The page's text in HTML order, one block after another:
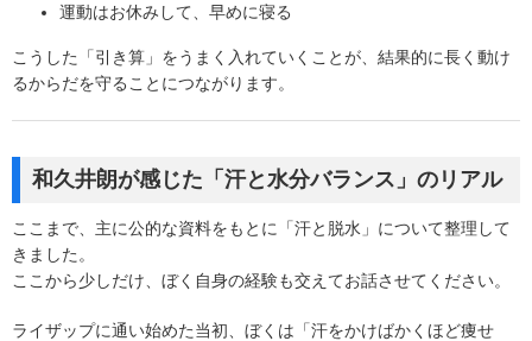
運動はお休みして、早めに寝る
こうした「引き算」をうまく入れていくことが、結果的に長く動け
るからだを守ることにつながります。
和久井朗が感じた「汗と水分バランス」のリアル
ここまで、主に公的な資料をもとに「汗と脱水」について整理して
きました。
ここから少しだけ、ぼく自身の経験も交えてお話させてください。
ライザップに通い始めた当初、ぼくは「汗をかけばかくほど痩せ